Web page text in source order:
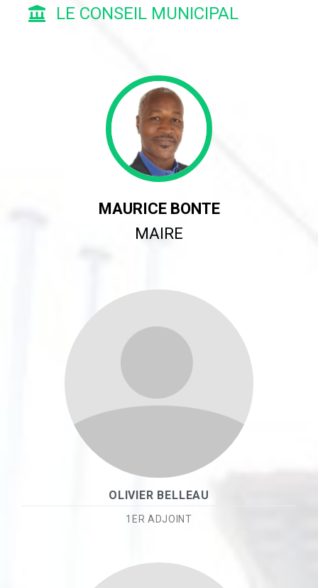
LE CONSEIL MUNICIPAL
MAURICE BONTE
MAIRE
OLIVIER BELLEAU
1ER ADJOINT